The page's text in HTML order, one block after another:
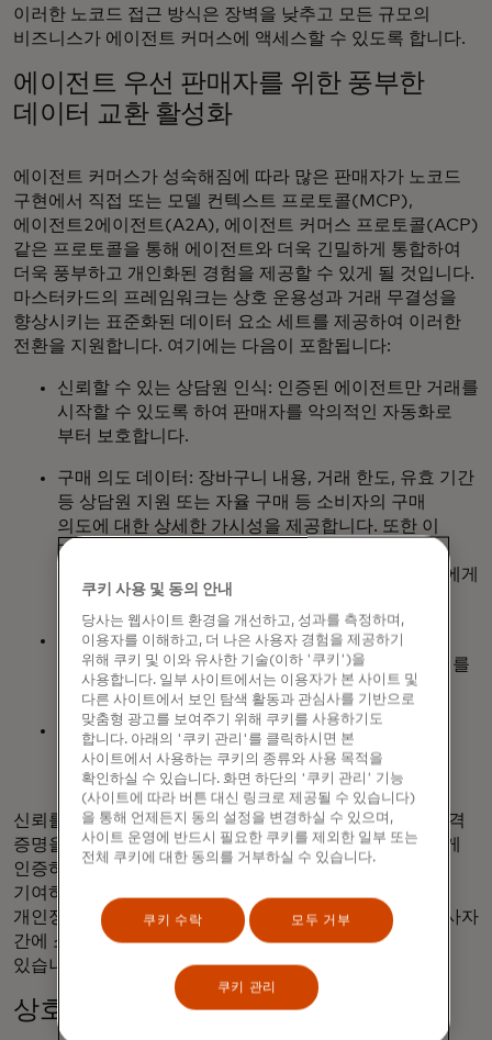
이러한 노코드 접근 방식은 장벽을 낮추고 모든 규모의
비즈니스가 에이전트 커머스에 액세스할 수 있도록 합니다.
에이전트 우선 판매자를 위한 풍부한
데이터 교환 활성화
에이전트 커머스가 성숙해짐에 따라 많은 판매자가 노코드
구현에서 직접 또는 모델 컨텍스트 프로토콜(MCP),
에이전트2에이전트(A2A), 에이전트 커머스 프로토콜(ACP)
같은 프로토콜을 통해 에이전트와 더욱 긴밀하게 통합하여
더욱 풍부하고 개인화된 경험을 제공할 수 있게 될 것입니다.
마스터카드의 프레임워크는 상호 운용성과 거래 무결성을
향상시키는 표준화된 데이터 요소 세트를 제공하여 이러한
전환을 지원합니다. 여기에는 다음이 포함됩니다:
신뢰할 수 있는 상담원 인식: 인증된 에이전트만 거래를
시작할 수 있도록 하여 판매자를 악의적인 자동화로
부터 보호합니다.
구매 의도 데이터: 장바구니 내용, 거래 한도, 유효 기간
등 상담원 지원 또는 자율 구매 등 소비자의 구매
의도에 대한 상세한 가시성을 제공합니다. 또한 이
데이터는 잠재적인 카드 소유자 분쟁을 피하거나
해결하는 데 도움이 될 수 있는 감사 추적을 판매자에게
제공합니다.
에이전트 토큰: 민감한 결제 데이터를 보호하고
승인률을 높이며 프로그래밍 가능한 거래 수준 제어를
가능하게 하는 안전한 암호화 자격증명입니다.
소비자 신원: 상담원이 매개하는 환경에서 재방문
고객을 식별하여 개인화된 참여와 충성도 유지를
가능하게 합니다.
신뢰를 더욱 강화하기 위해 마스터카드는 인증 가능한 자격
증명을 사용하여 상담원과 소비자의 상호 작용을 안전하게
인증하는 방법을 정의하기 위해 FIDO 결제 워킹 그룹에
기여하고 있습니다. 이러한 자격 증명은 휴대가 가능하고
개인정보를 보호하며 글로벌 표준에 부합하므로 여러 당사자
간에 소비자의 신원과 의도를 안정적으로 확인할 수
있습니다.
상호 운용성을 위한 협업
쿠키 사용 및 동의 안내
당사는 웹사이트 환경을 개선하고, 성과를 측정하며,
이용자를 이해하고, 더 나은 사용자 경험을 제공하기
위해 쿠키 및 이와 유사한 기술(이하 '쿠키')을
사용합니다. 일부 사이트에서는 이용자가 본 사이트 및
다른 사이트에서 보인 탐색 활동과 관심사를 기반으로
맞춤형 광고를 보여주기 위해 쿠키를 사용하기도
합니다. 아래의 '쿠키 관리'를 클릭하시면 본
사이트에서 사용하는 쿠키의 종류와 사용 목적을
확인하실 수 있습니다. 화면 하단의 '쿠키 관리' 기능
(사이트에 따라 버튼 대신 링크로 제공될 수 있습니다)
을 통해 언제든지 동의 설정을 변경하실 수 있으며,
사이트 운영에 반드시 필요한 쿠키를 제외한 일부 또는
전체 쿠키에 대한 동의를 거부하실 수 있습니다.
쿠키 수락 모두 거부
쿠키 관리